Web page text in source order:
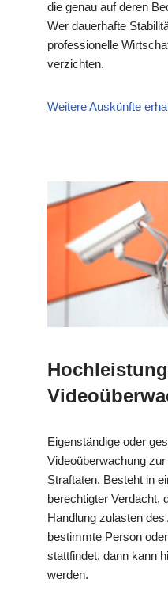
die genau auf deren
Wer dauerhafte
professionelle
verzichten.
Weitere Auskünfte
Eigenständige oder
Videoüberwachung
Straftaten. Besteht in
berechtigter Verdacht,
Handlung zulasten
bestimmte Person
stattfindet, dann kann
werden.